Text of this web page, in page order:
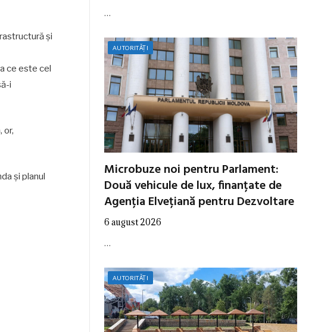
și
ce este cel
i
or,
și planul
…
AUTORITĂȚI
Microbuze noi pentru Parlament:
Două vehicule de lux, finanțate de
Agenția Elvețiană pentru Dezvoltare
6 august 2026
…
AUTORITĂȚI